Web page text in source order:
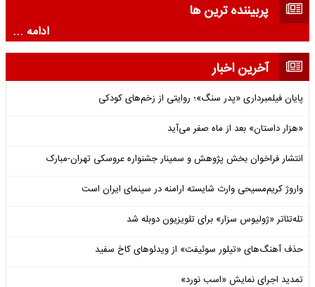
پربیننده ترین ها
ادامه ...
آخرین اخبار
پایان فیلمبرداری «پدر سنگ»؛ روایتی از زخم‌های کودکی
«هزار داستان» بعد از ماه صفر می‌آید
انتشار فراخوان بخش پژوهش و سمینار جشنواره عروسکی تهران-مبارک
واروژ کریم‌مسیحی وارث شایسته ارامنه در سینمای ایران است
تله‌تئاتر «ژولیوس سزار» برای تلویزیون دوبله شد
حذف آهنگ‌های «تیلور سوئیفت» از ویدئوهای کاخ سفید
تمدید اجرای نمایش «اسب نورد»